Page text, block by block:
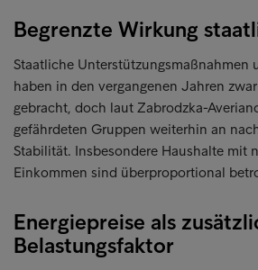
Begrenzte Wirkung
Staatliche Unterstützungsmaßnahmen
haben in den vergangenen Jahren
gebracht, doch laut Zabrodzka-
gefährdeten Gruppen weiterhin an
Stabilität. Insbesondere Haushalte mit
Einkommen sind überproportional
Energiepreise als
Belastungsfaktor